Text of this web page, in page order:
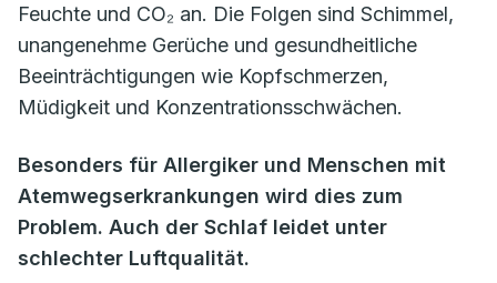
Feuchte und CO₂ an. Die Folgen sind Schimmel,
unangenehme Gerüche und gesundheitliche
Beeinträchtigungen wie Kopfschmerzen,
Müdigkeit und Konzentrationsschwächen.
Besonders für Allergiker und Menschen mit
Atemwegserkrankungen wird dies zum
Problem. Auch der Schlaf leidet unter
schlechter Luftqualität.